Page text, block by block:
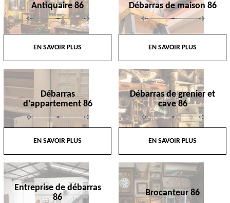
Antiquaire 86
EN SAVOIR PLUS
Débarras de maison 86
EN SAVOIR PLUS
Débarras
d'appartement 86
EN SAVOIR PLUS
Débarras de grenier et
cave 86
EN SAVOIR PLUS
Entreprise de débarras
86
Brocanteur 86